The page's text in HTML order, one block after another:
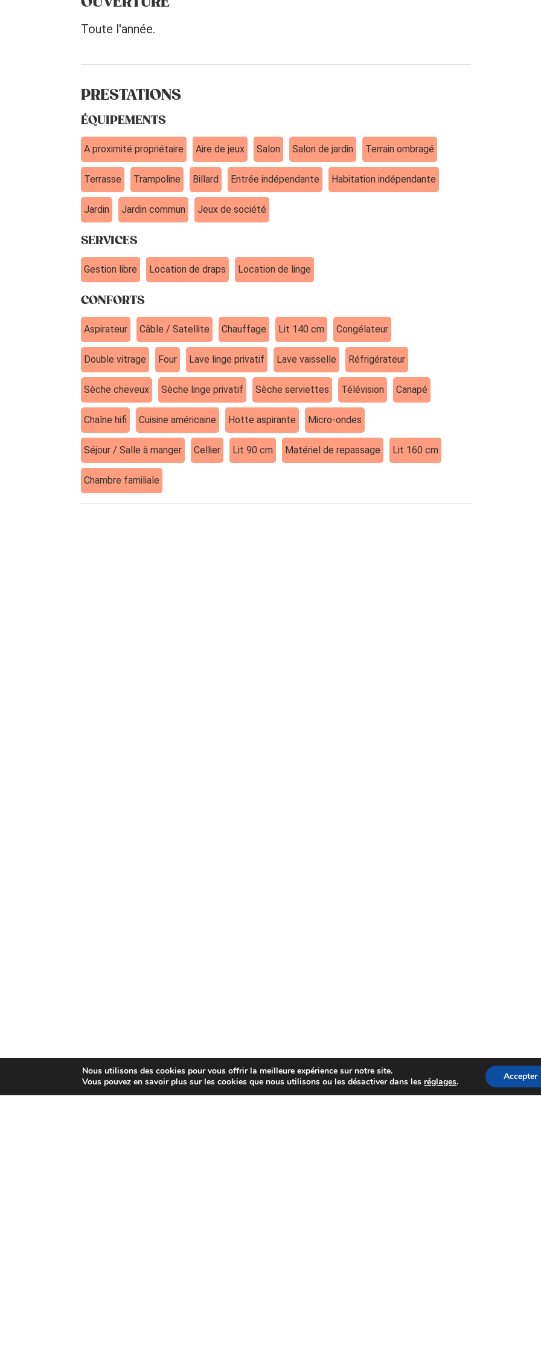
Toute l'année.
PRESTATIONS
ÉQUIPEMENTS
A proximité propriétaire Aire de jeux Salon Salon de jardin Terrain ombragé
Terrasse Trampoline Billard Entrée indépendante Habitation indépendante
Jardin Jardin commun Jeux de société
SERVICES
Gestion libre Location de draps Location de linge
CONFORTS
Aspirateur Câble / Satellite Chauffage Lit 140 cm Congélateur
Double vitrage Four Lave linge privatif Lave vaisselle Réfrigérateur
Sèche cheveux Sèche linge privatif Sèche serviettes Télévision Canapé
Chaîne hifi Cuisine américaine Hotte aspirante Micro-ondes
Séjour / Salle à manger Cellier Lit 90 cm Matériel de repassage Lit 160 cm
Chambre familiale
Nous utilisons des cookies pour vous offrir la meilleure expérience sur notre site.
Vous pouvez en savoir plus sur les cookies que nous utilisons ou les désactiver dans les réglages. Accepter